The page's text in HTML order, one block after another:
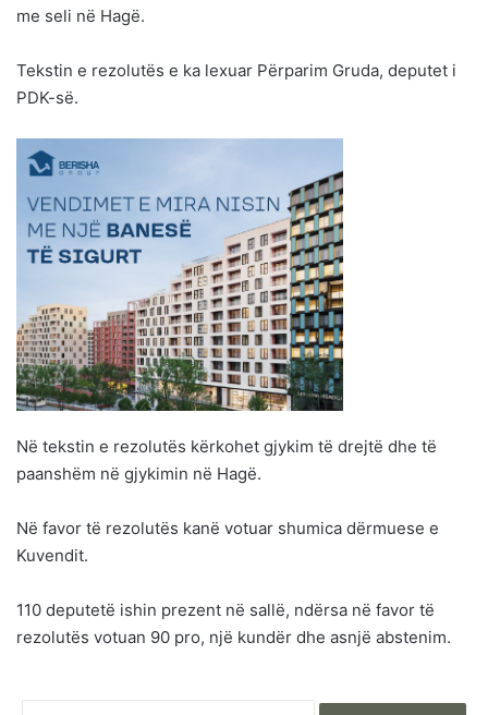
me seli në Hagë.
Tekstin e rezolutës e ka lexuar Përparim Gruda, deputet i
PDK-së.
Në tekstin e rezolutës kërkohet gjykim të drejtë dhe të
paanshëm në gjykimin në Hagë.
Në favor të rezolutës kanë votuar shumica dërmuese e
Kuvendit.
110 deputetë ishin prezent në sallë, ndërsa në favor të
rezolutës votuan 90 pro, një kundër dhe asnjë abstenim.